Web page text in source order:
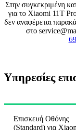
Στην συγκεκριμένη
για το Xiaomi 11T
δεν αναφέρεται
στο
Υπηρεσίες
Επισκευή Οθόνης
(Standard) για